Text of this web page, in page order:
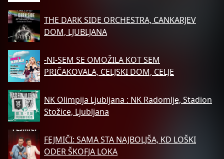
THE DARK SIDE ORCHESTRA, CANKARJEV
DOM, LJUBLJANA
-NI-SEM SE OMOŽILA KOT SEM
PRIČAKOVALA, CELJSKI DOM, CELJE
NK Olimpija Ljubljana : NK Radomlje, Stadion
Stožice, Ljubljana
FEJMIČI: SAMA STA NAJBOLJŠA, KD LOŠKI
ODER ŠKOFJA LOKA